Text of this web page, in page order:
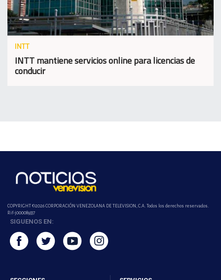
INTT
INTT mantiene servicios online para licencias de
conducir
COPYRIGHT ©2026 CORPORACIÓN VENEZOLANA DE TELEVISION, C.A. Todos los derechos reservados.
Rif-j000089337
SIGUENOS EN: